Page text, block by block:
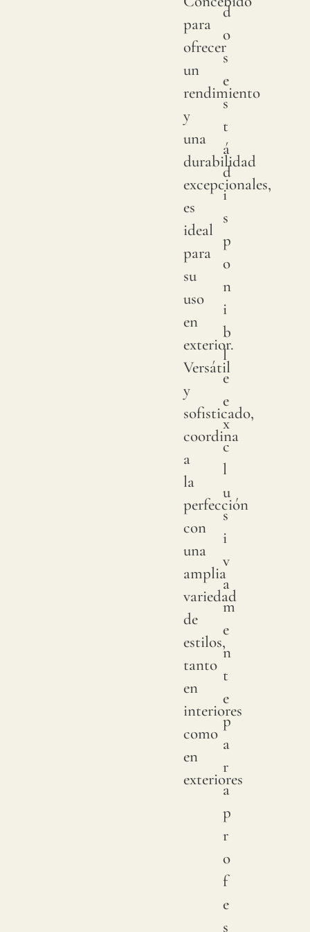
para
ofrecer
un
rendimiento
y
una
durabilidad
excepcionales,
es
ideal
para
su
uso
en
exterior.
Versátil
y
sofisticado,
coordina
a
la
perfección
con
una
amplia
variedad
de
estilos,
tanto
en
interiores
como
en
exteriores
d
o
s
e
s
t
á
d
i
s
p
o
n
i
b
l
e
e
x
c
l
u
s
i
v
a
m
e
n
t
e
p
a
r
a
p
r
o
f
e
s